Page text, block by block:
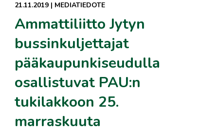
21.11.2019 | MEDIATIEDOTE
Ammattiliitto Jytyn
bussinkuljettajat
pääkaupunkiseudulla
osallistuvat PAU:n
tukilakkoon 25.
marraskuuta